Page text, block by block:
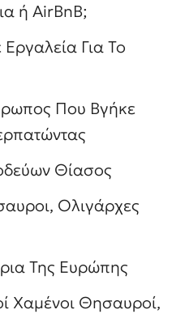
ή AirBnB;
Εργαλεία Για Το
Που Βγήκε
Θίασος
Ολιγάρχες
Της Ευρώπης
Χαμένοι Θησαυροί,